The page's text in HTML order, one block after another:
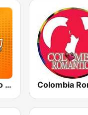
Olímpica Stereo - Medellín 104.9 FM